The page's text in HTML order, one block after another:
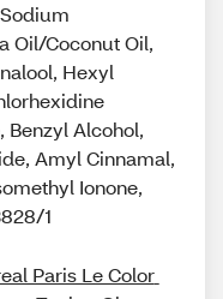
Oil/Coconut Oil,
Hexyl
Benzyl Alcohol,
Amyl Cinnamal,
Ionone,
1
Paris Le Color